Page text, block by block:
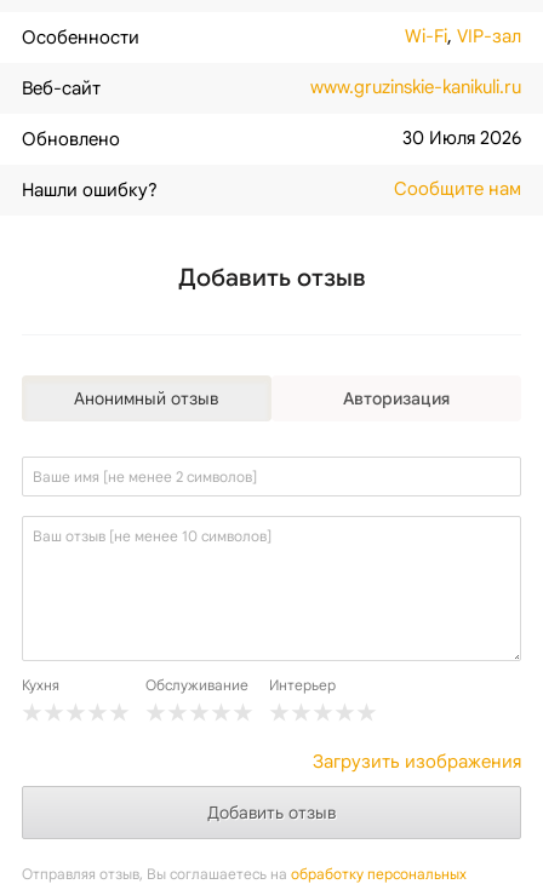
Особенности Wi-Fi,VIP-зал
Веб-сайт www.gruzinskie-kanikuli.ru
Обновлено 30 Июля 2026
Нашли ошибку? Сообщите нам
Добавить отзыв
Анонимный отзыв Авторизация
Кухня Обслуживание Интерьер
Загрузить изображения
Отправляя отзыв, Вы соглашаетесь на обработку персональных